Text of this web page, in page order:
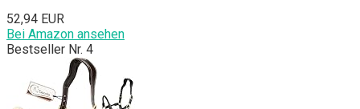
52,94 EUR
Bei Amazon ansehen
Bestseller Nr. 4